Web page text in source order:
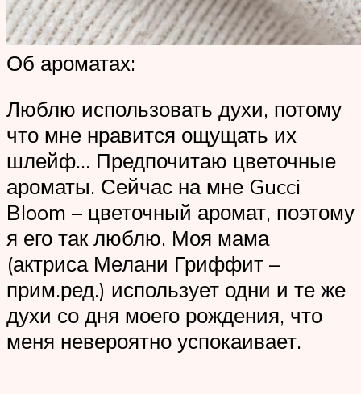
Об ароматах:
Люблю использовать духи, потому
что мне нравится ощущать их
шлейф… Предпочитаю цветочные
ароматы. Сейчас на мне Gucci
Bloom – цветочный аромат, поэтому
я его так люблю. Моя мама
(актриса Мелани Гриффит –
прим.ред.) использует одни и те же
духи со дня моего рождения, что
меня невероятно успокаивает.